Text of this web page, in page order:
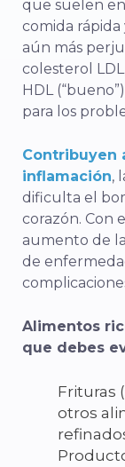
que suelen
comida rápida
aún más
colesterol
HDL
para los
Contribuyen
inflamación,
dificulta el
corazón. Con
aumento de
de
Alimentos
que debes
Frituras
otros